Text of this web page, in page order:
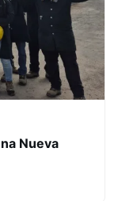
Nueva